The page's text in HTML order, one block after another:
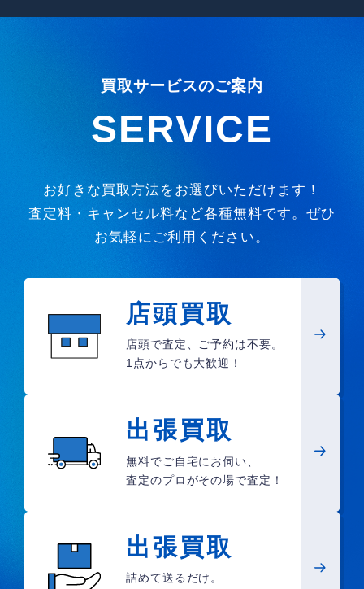
買取サービスのご案内
SERVICE
お好きな買取方法をお選びいただけます！
査定料・キャンセル料など各種無料です。ぜひ
お気軽にご利用ください。
店頭買取
店頭で査定、ご予約は不要。
1点からでも大歓迎！
出張買取
無料でご自宅にお伺い、
査定のプロがその場で査定！
出張買取
詰めて送るだけ。